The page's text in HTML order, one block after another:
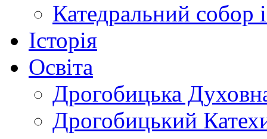
Катедральний собор
Історія
Освіта
Дрогобицька
Дрогобицький